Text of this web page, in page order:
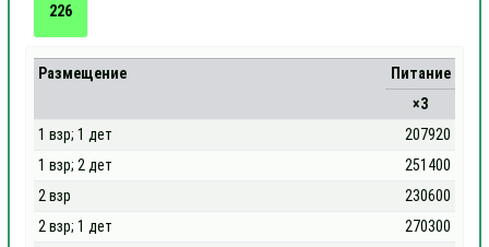
226
Размещение
Питание
×3
1 взр; 1 дет
207920
1 взр; 2 дет
251400
2 взр
230600
2 взр; 1 дет
270300